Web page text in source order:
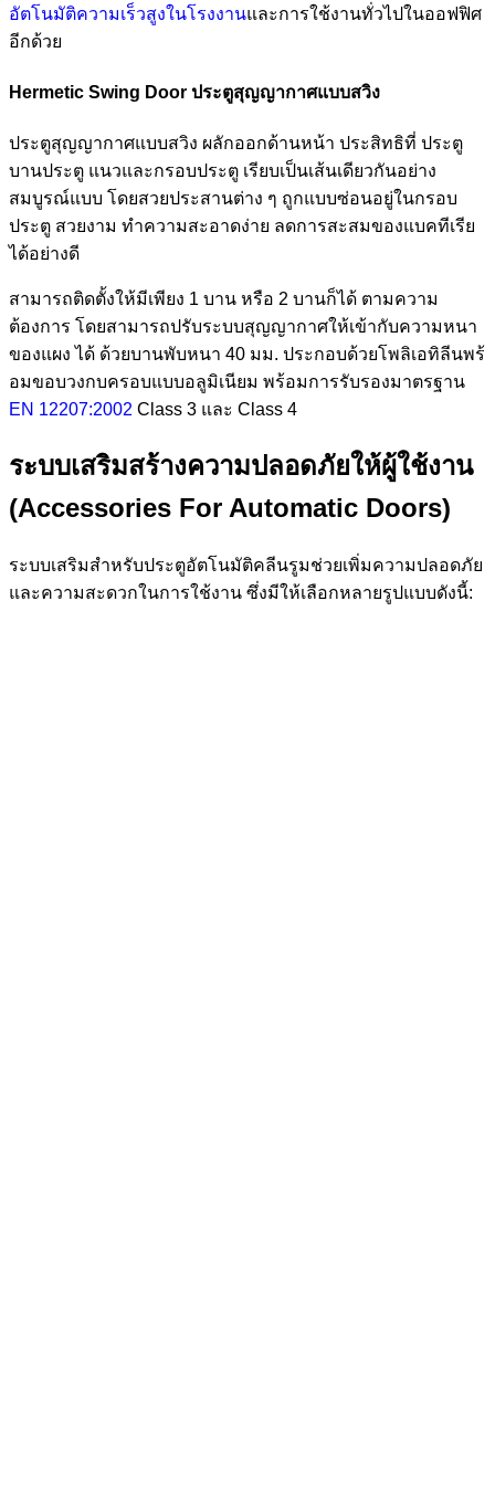
อัตโนมัติความเร็วสูงในโรงงานและการใช้งานทั่วไปในออฟฟิศ
อีกด้วย
Hermetic Swing Door ประตูสุญญากาศแบบสวิง
ประตูสุญญากาศแบบสวิง ผลักออกด้านหน้า ประสิทธิที่ ประตู
บานประตู แนวและกรอบประตู เรียบเป็นเส้นเดียวกันอย่าง
สมบูรณ์แบบ โดยสวยประสานต่าง ๆ ถูกแบบซ่อนอยู่ในกรอบ
ประตู สวยงาม ทำความสะอาดง่าย ลดการสะสมของแบคทีเรีย
ได้อย่างดี
สามารถติดตั้งให้มีเพียง 1 บาน หรือ 2 บานก็ได้ ตามความ
ต้องการ โดยสามารถปรับระบบสุญญากาศให้เข้ากับความหนา
ของแผง ได้ ด้วยบานพับหนา 40 มม. ประกอบด้วยโพลิเอทิลีนพร้
อมขอบวงกบครอบแบบอลูมิเนียม พร้อมการรับรองมาตรฐาน
EN 12207:2002 Class 3 และ Class 4
ระบบเสริมสร้างความปลอดภัยให้ผู้ใช้งาน
(Accessories For Automatic Doors)
ระบบเสริมสำหรับประตูอัตโนมัติคลีนรูมช่วยเพิ่มความปลอดภัย
และความสะดวกในการใช้งาน ซึ่งมีให้เลือกหลายรูปแบบดังนี้: